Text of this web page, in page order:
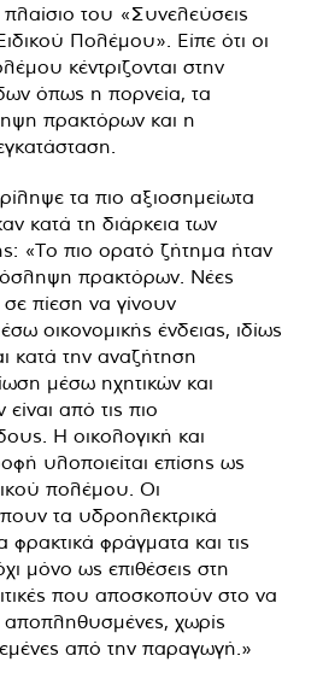
του «Συνελεύσεις
Πολέμου». Είπε ότι οι
κέντριζονται στην
όπως η πορνεία, τα
πρακτόρων και η
τα πιο αξιοσημείωτα
κατά τη διάρκεια των
«Το πιο ορατό ζήτημα ήταν
πρακτόρων. Νέες
σε πίεση να γίνουν
οικονομικής ένδειας, ιδίως
κατά την αναζήτηση
μέσω ηχητικών και
από τις πιο
Η οικολογική και
υλοποιείται επίσης ως
πολέμου. Οι
τα υδροηλεκτρικά
φράγματα και τις
μόνο ως επιθέσεις στη
που αποσκοπούν στο να
αποπληθυσμένες, χωρίς
από την παραγωγή.»